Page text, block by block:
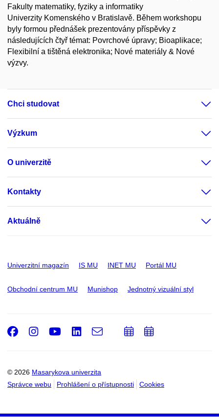
Fakulty matematiky, fyziky a informatiky
Univerzity Komenského v Bratislavě. Během workshopu
byly formou přednášek prezentovány příspěvky z
následujících čtyř témat: Povrchové úpravy; Bioaplikace;
Flexibilní a tištěná elektronika; Nové materiály & Nové
výzvy.
Chci studovat
Výzkum
O univerzitě
Kontakty
Aktuálně
Univerzitní magazín IS MU INET MU Portál MU
Obchodní centrum MU Munishop Jednotný vizuální styl
© 2026 Masarykova univerzita
Správce webu
Prohlášení o přístupnosti Cookies
Facebook
Instagram
Youtube
LinkedIn
e-
PřidatPřidat